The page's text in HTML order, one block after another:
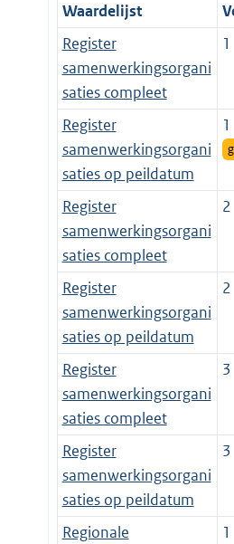
Waardelijst
Register
samenwerkingsorgani
saties compleet
1
Register
samenwerkingsorgani
saties op peildatum
1
Register
samenwerkingsorgani
saties compleet
2
Register
samenwerkingsorgani
saties op peildatum
2
Register
samenwerkingsorgani
saties compleet
3
Register
samenwerkingsorgani
saties op peildatum
3
Regionale
1